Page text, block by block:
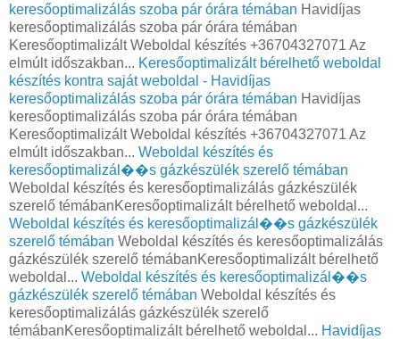
keresőoptimalizálás szoba pár órára témában Havidíjas
keresőoptimalizálás szoba pár órára témában
Keresőoptimalizált Weboldal készítés +36704327071 Az
elmúlt időszakban... Keresőoptimalizált bérelhető weboldal
készítés kontra saját weboldal - Havidíjas
keresőoptimalizálás szoba pár órára témában Havidíjas
keresőoptimalizálás szoba pár órára témában
Keresőoptimalizált Weboldal készítés +36704327071 Az
elmúlt időszakban... Weboldal készítés és
keresőoptimalizál��s gázkészülék szerelő témában
Weboldal készítés és keresőoptimalizálás gázkészülék
szerelő témábanKeresőoptimalizált bérelhető weboldal...
Weboldal készítés és keresőoptimalizál��s gázkészülék
szerelő témában Weboldal készítés és keresőoptimalizálás
gázkészülék szerelő témábanKeresőoptimalizált bérelhető
weboldal... Weboldal készítés és keresőoptimalizál��s
gázkészülék szerelő témában Weboldal készítés és
keresőoptimalizálás gázkészülék szerelő
témábanKeresőoptimalizált bérelhető weboldal... Havidíjas